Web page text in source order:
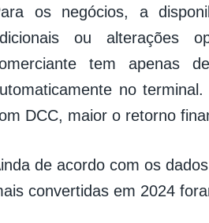
os negócios, a
ou alterações
tem apenas
no
DCC, maior o retorno
de acordo com os
convertidas em 2024